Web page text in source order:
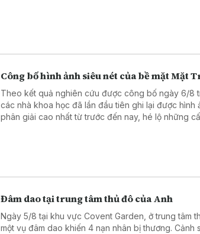
Công bố hình ảnh siêu nét của bề mặt Mặt
Theo kết quả nghiên cứu được công bố ngày 6/8
các nhà khoa học đã lần đầu tiên ghi lại được hình
phân giải cao nhất từ trước đến nay, hé lộ những
Đâm dao tại trung tâm thủ đô của Anh
Ngày 5/8 tại khu vực Covent Garden, ở trung tâm
một vụ đâm dao khiến 4 nạn nhân bị thương. Cảnh